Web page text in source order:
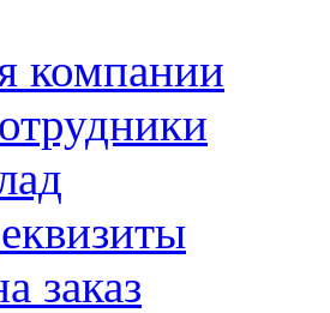
компании
заказ